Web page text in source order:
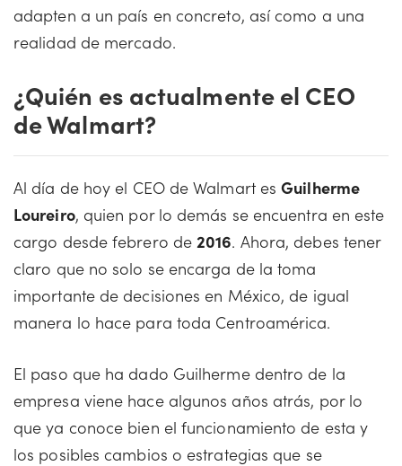
adapten a un país en concreto, así como a una
realidad de mercado.
¿Quién es actualmente el CEO
de Walmart?
Al día de hoy el CEO de Walmart esGuilherme
Loureiro, quien por lo demás se encuentra en este
cargo desde febrero de2016. Ahora, debes tener
claro que no solo se encarga de la toma
importante de decisiones en México, de igual
manera lo hace para toda Centroamérica.
El paso que ha dado Guilherme dentro de la
empresa viene hace algunos años atrás, por lo
que ya conoce bien el funcionamiento de esta y
los posibles cambios o estrategias que se